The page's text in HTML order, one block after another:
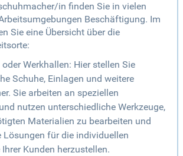
in finden Sie in vielen
Beschäftigung. Im
Sie eine Übersicht über die
Werkhallen: Hier stellen Sie
Schuhe, Einlagen und weitere
Sie arbeiten an speziellen
nutzen unterschiedliche Werkzeuge,
Materialien zu bearbeiten und
Lösungen für die individuellen
Kunden herzustellen.